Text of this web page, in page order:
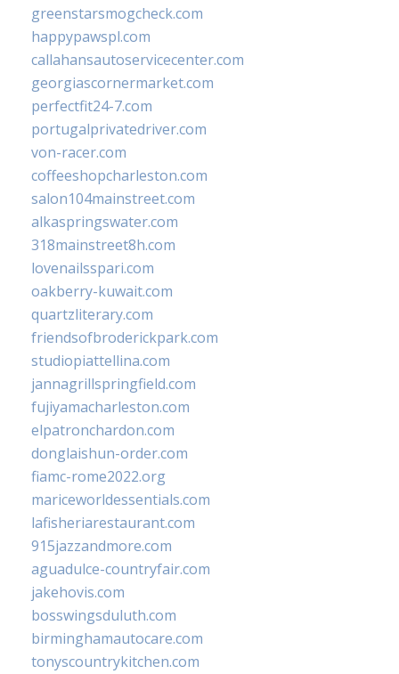
greenstarsmogcheck.com
happypawspl.com
callahansautoservicecenter.com
georgiascornermarket.com
perfectfit24-7.com
portugalprivatedriver.com
von-racer.com
coffeeshopcharleston.com
salon104mainstreet.com
alkaspringswater.com
318mainstreet8h.com
lovenailsspari.com
oakberry-kuwait.com
quartzliterary.com
friendsofbroderickpark.com
studiopiattellina.com
jannagrillspringfield.com
fujiyamacharleston.com
elpatronchardon.com
donglaishun-order.com
fiamc-rome2022.org
mariceworldessentials.com
lafisheriarestaurant.com
915jazzandmore.com
aguadulce-countryfair.com
jakehovis.com
bosswingsduluth.com
birminghamautocare.com
tonyscountrykitchen.com